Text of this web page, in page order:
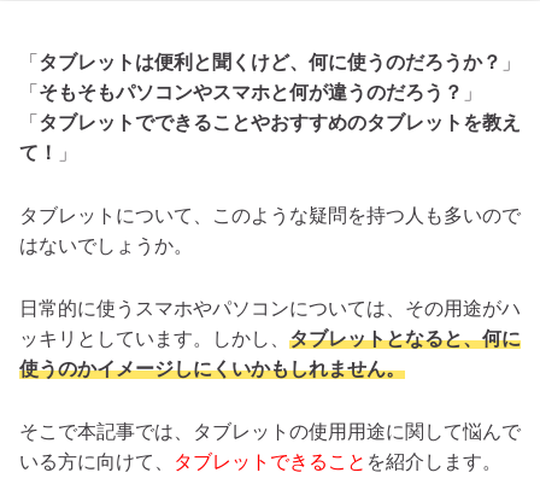
「 タブレットは便利と聞くけど、何に使うのだろうか？ 」
「 そもそもパソコンやスマホと何が違うのだろう？ 」
「 タブレットでできることやおすすめのタブレットを教え
て！
」
タブレットについて、このような疑問を持つ人も多いので
はないでしょうか。
日常的に使うスマホやパソコンについては、その用途がハ
ッキリとしています。しかし、 タブレットとなると、何に
使うのかイメージしにくいかもしれません。
そこで本記事では、タブレットの使用用途に関して悩んで
いる方に向けて、
タブレットできること を紹介します。